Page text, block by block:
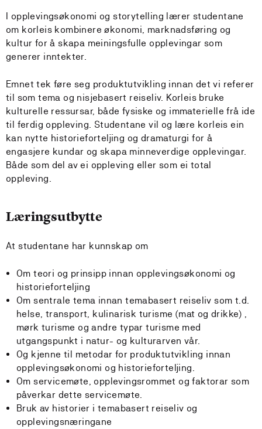
I opplevingsøkonomi og storytelling lærer studentane
om korleis kombinere økonomi, marknadsføring og
kultur for å skapa meiningsfulle opplevingar som
generer inntekter.
Emnet tek føre seg produktutvikling innan det vi referer
til som tema og nisjebasert reiseliv. Korleis bruke
kulturelle ressursar, både fysiske og immaterielle frå ide
til ferdig oppleving. Studentane vil og lære korleis ein
kan nytte historieforteljing og dramaturgi for å
engasjere kundar og skapa minneverdige opplevingar.
Både som del av ei oppleving eller som ei total
oppleving.
Læringsutbytte
At studentane har kunnskap om
Om teori og prinsipp innan opplevingsøkonomi og
historieforteljing
Om sentrale tema innan temabasert reiseliv som t.d.
helse, transport, kulinarisk turisme (mat og drikke) ,
mørk turisme og andre typar turisme med
utgangspunkt i natur- og kulturarven vår.
Og kjenne til metodar for produktutvikling innan
opplevingsøkonomi og historieforteljing.
Om servicemøte, opplevingsrommet og faktorar som
påverkar dette servicemøte.
Bruk av historier i temabasert reiseliv og
opplevingsnæringane